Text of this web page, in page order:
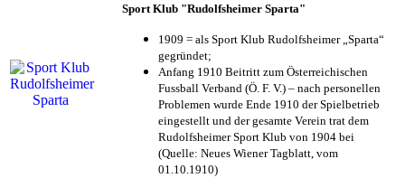
Sport Klub "Rudolfsheimer Sparta"
1909 = als Sport Klub Rudolfsheimer „Sparta“
gegründet;
Anfang 1910 Beitritt zum Österreichischen
Fussball Verband (Ö. F. V.) – nach personellen
Problemen wurde Ende 1910 der Spielbetrieb
eingestellt und der gesamte Verein trat dem
Rudolfsheimer Sport Klub von 1904 bei
(Quelle: Neues Wiener Tagblatt, vom
01.10.1910)